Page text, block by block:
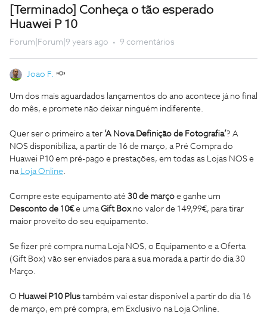
[Terminado] Conheça o tão esperado
Huawei P 10
Forum|Forum|9 years ago 9 comentários
Joao F.
Um dos mais aguardados lançamentos do ano acontece já no final
do mês, e promete não deixar ninguém indiferente.
Quer ser o primeiro a ter ‘A Nova Definição de Fotografia’? A
NOS disponibiliza, a partir de 16 de março, a Pré Compra do
Huawei P10 em pré-pago e prestações, em todas as Lojas NOS e
na Loja Online.
Compre este equipamento até 30 de março e ganhe um
Desconto de 10€e umaGift Boxno valor de 149,99€, para tirar
maior proveito do seu equipamento.
Se fizer pré compra numa Loja NOS, o Equipamento e a Oferta
(Gift Box) vão ser enviados para a sua morada a partir do dia 30
Março.
O Huawei P10 Plus também vai estar disponível a partir do dia 16
de março, em pré compra, em Exclusivo na Loja Online.